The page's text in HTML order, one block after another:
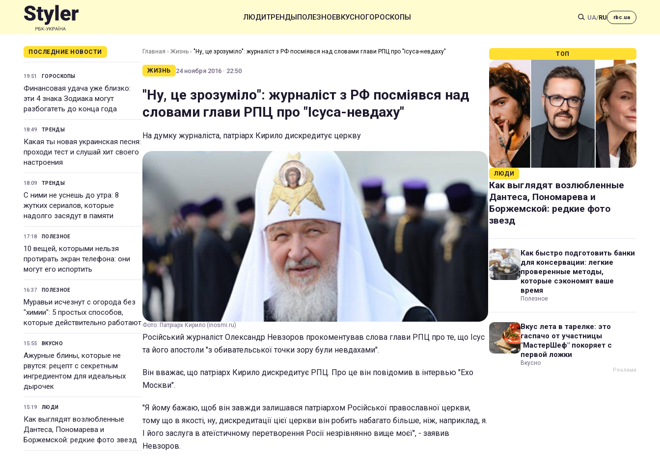
ЛЮДИТРЕНДЫПОЛЕЗНОЕВКУСНОГОРОСКОПЫ UA/RU rbc.ua
ПОСЛЕДНИЕ НОВОСТИ
19:51 ГОРОСКОПЫ
Финансовая удача уже близко:
эти 4 знака Зодиака могут
разбогатеть до конца года
18:49 ТРЕНДЫ
Какая ты новая украинская песня:
проходи тест и слушай хит своего
настроения
18:09 ТРЕНДЫ
С ними не уснешь до утра: 8
жутких сериалов, которые
надолго засядут в памяти
17:18 ПОЛЕЗНОЕ
10 вещей, которыми нельзя
протирать экран телефона: они
могут его испортить
16:37 ПОЛЕЗНОЕ
Муравьи исчезнут с огорода без
"химии": 5 простых способов,
которые действительно работают
15:55 ВКУСНО
Ажурные блины, которые не
рвутся: рецепт с секретным
ингредиентом для идеальных
дырочек
15:19 ЛЮДИ
Как выглядят возлюбленные
Дантеса, Пономарева и
Боржемской: редкие фото звезд
Главная › Жизнь › "Ну, це зрозуміло": журналіст з РФ посміявся над словами глави РПЦ про "Ісуса-невдаху"
ЖИЗНЬ 24 ноября 2016 · 22:50
"Ну, це зрозуміло": журналіст з РФ посміявся над
словами глави РПЦ про "Ісуса-невдаху"
На думку журналіста, патріарх Кирило дискредитує церкву
Фото: Патріарх Кирило (inosmi.ru)
Російський журналіст Олександр Невзоров прокоментував слова глави РПЦ про те, що Ісус
та його апостоли "з обивательської точки зору були невдахами".
Він вважає, що патріарх Кирило дискредитує РПЦ. Про це він повідомив в інтервью "Ехо
Москви".
"Я йому бажаю, щоб він завжди залишався патріархом Російської православної церкви,
тому що в якості, ну, дискредитації цієї церкви він робить набагато більше, ніж, наприклад, я.
І його заслуга в атеїстичному перетворення Росії незрівнянно вище моєї", - заявив
Невзоров.
ТОП
ЛЮДИ
Как выглядят возлюбленные
Дантеса, Пономарева и
Боржемской: редкие фото
звезд
Как быстро подготовить банки
для консервации: легкие
проверенные методы,
которые сэкономят ваше
время
Полезное
Вкус лета в тарелке: это
гаспачо от участницы
"МастерШеф" покоряет с
первой ложки
Вкусно